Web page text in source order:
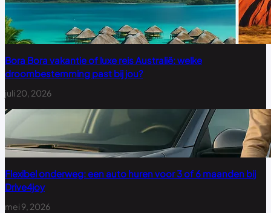
Bora Bora vakantie of luxe reis Australië: welke
droombestemming past bij jou?
juli 20, 2026
Flexibel onderweg: een auto huren voor 3 of 6 maanden bij
Drive4joy
mei 9, 2026